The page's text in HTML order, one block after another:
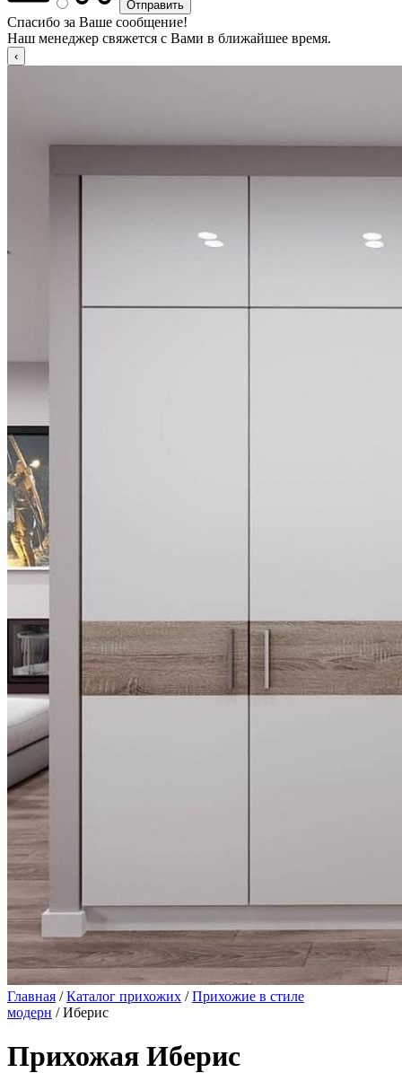
Спасибо за Ваше сообщение!
Наш менеджер свяжется с Вами в ближайшее время.
Главная /Каталог прихожих /Прихожие в стиле
модерн / Иберис
Прихожая Иберис